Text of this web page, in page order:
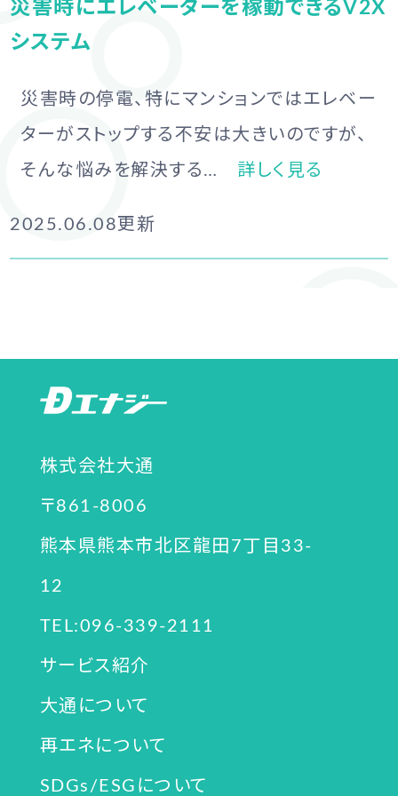
災害時にエレベーターを稼動できるV2X
システム
災害時の停電、特にマンションではエレベー
ターがストップする不安は大きいのですが、
そんな悩みを解決する…
詳しく見る
2025.06.08更新
株式会社大通
〒861-8006
熊本県熊本市北区龍田7丁目33-
12
TEL:096-339-2111
サービス紹介
大通について
再エネについて
SDGs/ESGについて